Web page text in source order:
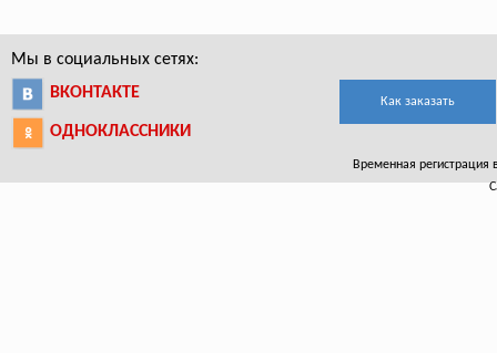
Мы в социальных сетях:
ВКОНТАКТЕ
ОДНОКЛАССНИКИ
Как заказать
Временная